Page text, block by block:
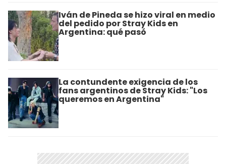
Iván de Pineda se hizo viral en medio
del pedido por Stray Kids en
Argentina: qué pasó
La contundente exigencia de los
fans argentinos de Stray Kids: "Los
queremos en Argentina"